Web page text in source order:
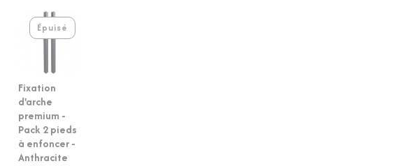
Épuisé
Fixation
d'arche
premium -
Pack 2 pieds
à enfoncer -
Anthracite